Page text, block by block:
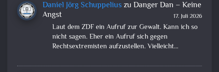
Daniel Jörg Schuppeliuszu Danger Dan – Keine
Angst
17. Juli 2026
Laut dem ZDF ein Aufruf zur Gewalt. Kann ich so
nicht sagen. Eher ein Aufruf sich gegen
Rechtsextremisten aufzustellen. Vielleicht…